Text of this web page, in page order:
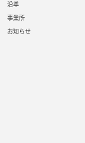
沿革
事業所
お知らせ